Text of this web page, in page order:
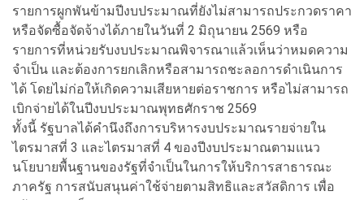
รายการผูกพันข้ามปีงบประมาณที่ยังไม่สามารถประกวดราคา
หรือจัดซื้อจัดจ้างได้ภายในวันที่ 2 มิถุนายน 2569 หรือ
รายการที่หน่วยรับงบประมาณพิจารณาแล้วเห็นว่าหมดความ
จำเป็น และต้องการยกเลิกหรือสามารถชะลอการดำเนินการ
ได้ โดยไม่ก่อให้เกิดความเสียหายต่อราชการ หรือไม่สามารถ
เบิกจ่ายได้ในปีงบประมาณพุทธศักราช 2569
ทั้งนี้ รัฐบาลได้คำนึงถึงการบริหารงบประมาณรายจ่ายใน
ไตรมาสที่ 3 และไตรมาสที่ 4 ของปีงบประมาณตามแนว
นโยบายพื้นฐานของรัฐที่จำเป็นในการให้บริการสาธารณะ
ภาครัฐ การสนับสนุนค่าใช้จ่ายตามสิทธิและสวัสดิการ เพื่อ